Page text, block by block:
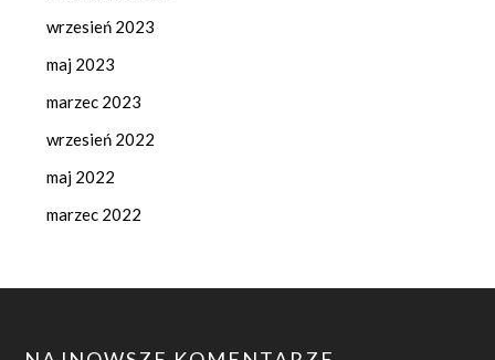
wrzesień 2023
maj 2023
marzec 2023
wrzesień 2022
maj 2022
marzec 2022